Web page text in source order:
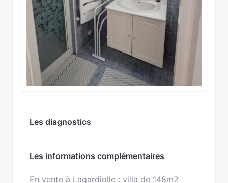
Les diagnostics
Les informations complémentaires
En vente à Lagardiolle : villa de 148m2